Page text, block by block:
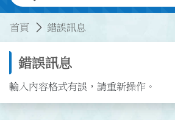
首頁 錯誤訊息
錯誤訊息
輸入內容格式有誤，請重新操作。